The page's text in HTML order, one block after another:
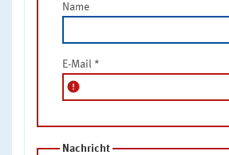
Name
E-Mail *
error
Nachricht